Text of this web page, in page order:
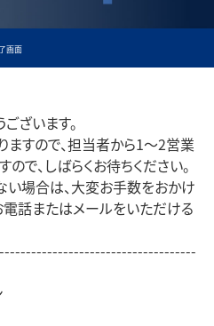
画面
ざいます。
すので、担当者から1〜2営業
で、しばらくお待ちください。
場合は、大変お手数をおかけ
話またはメールをいただける